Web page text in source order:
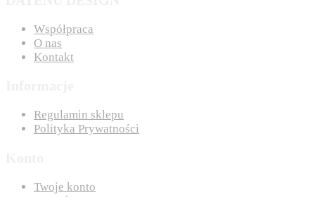
Współpraca
O nas
Kontakt
Regulamin sklepu
Polityka Prywatności
Twoje konto